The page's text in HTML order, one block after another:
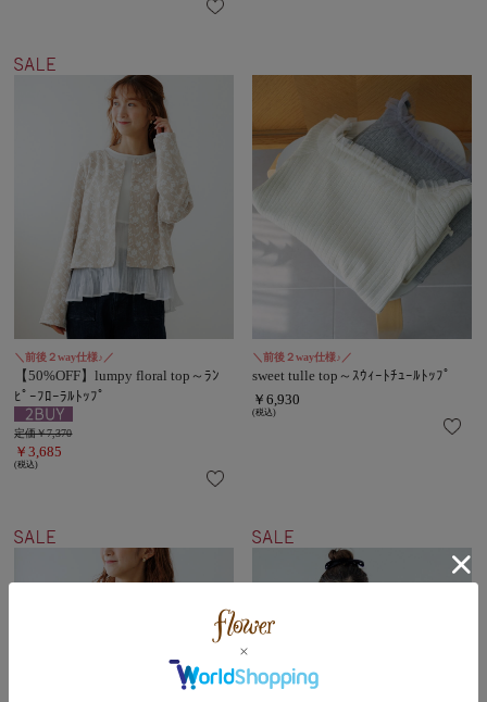
＼前後２way仕様♪／
【50%OFF】lumpy floral top～ﾗﾝ
ﾋﾟｰﾌﾛｰﾗﾙﾄｯﾌﾟ
定価￥7,370
￥3,685
(税込)
＼前後２way仕様♪／
sweet tulle top～ｽｳｨｰﾄﾁｭｰﾙﾄｯﾌﾟ
￥6,930
(税込)